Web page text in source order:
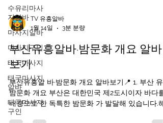
수유리마사
지알바
마사지알바
마사지구인
태국마사지
태국마사지
알바
태국마사지
구인
TV 유흥알바
1월 14일
3분 분량
부산유흥알바·밤문화 개요 알바
보기
부산유흥알 바·밤문화 개요 알바보기📍 1. 부산 유
밤문화 개요 부산은 대한민국 제2도시이자 바다를